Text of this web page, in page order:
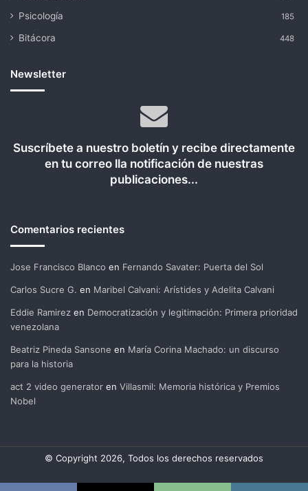
Psicología 185
Bitácora 448
Newsletter
Suscríbete a nuestro boletín y recibe directamente
en tu correo lla notificación de nuestras
publicaciones...
Comentarios recientes
Jose Francisco Blanco en Fernando Savater: Puerta del Sol
Carlos Sucre G. en Maribel Calvani: Arístides y Adelita Calvani
Eddie Ramirez en Democratización y legitimación: Primera prioridad
venezolana
Beatriz Pineda Sansone en María Corina Machado: un discurso
para la historia
act 2 video generator en Villasmil: Memoria histórica y Premios
Nobel
© Copyright 2026, Todos los derechos reservados